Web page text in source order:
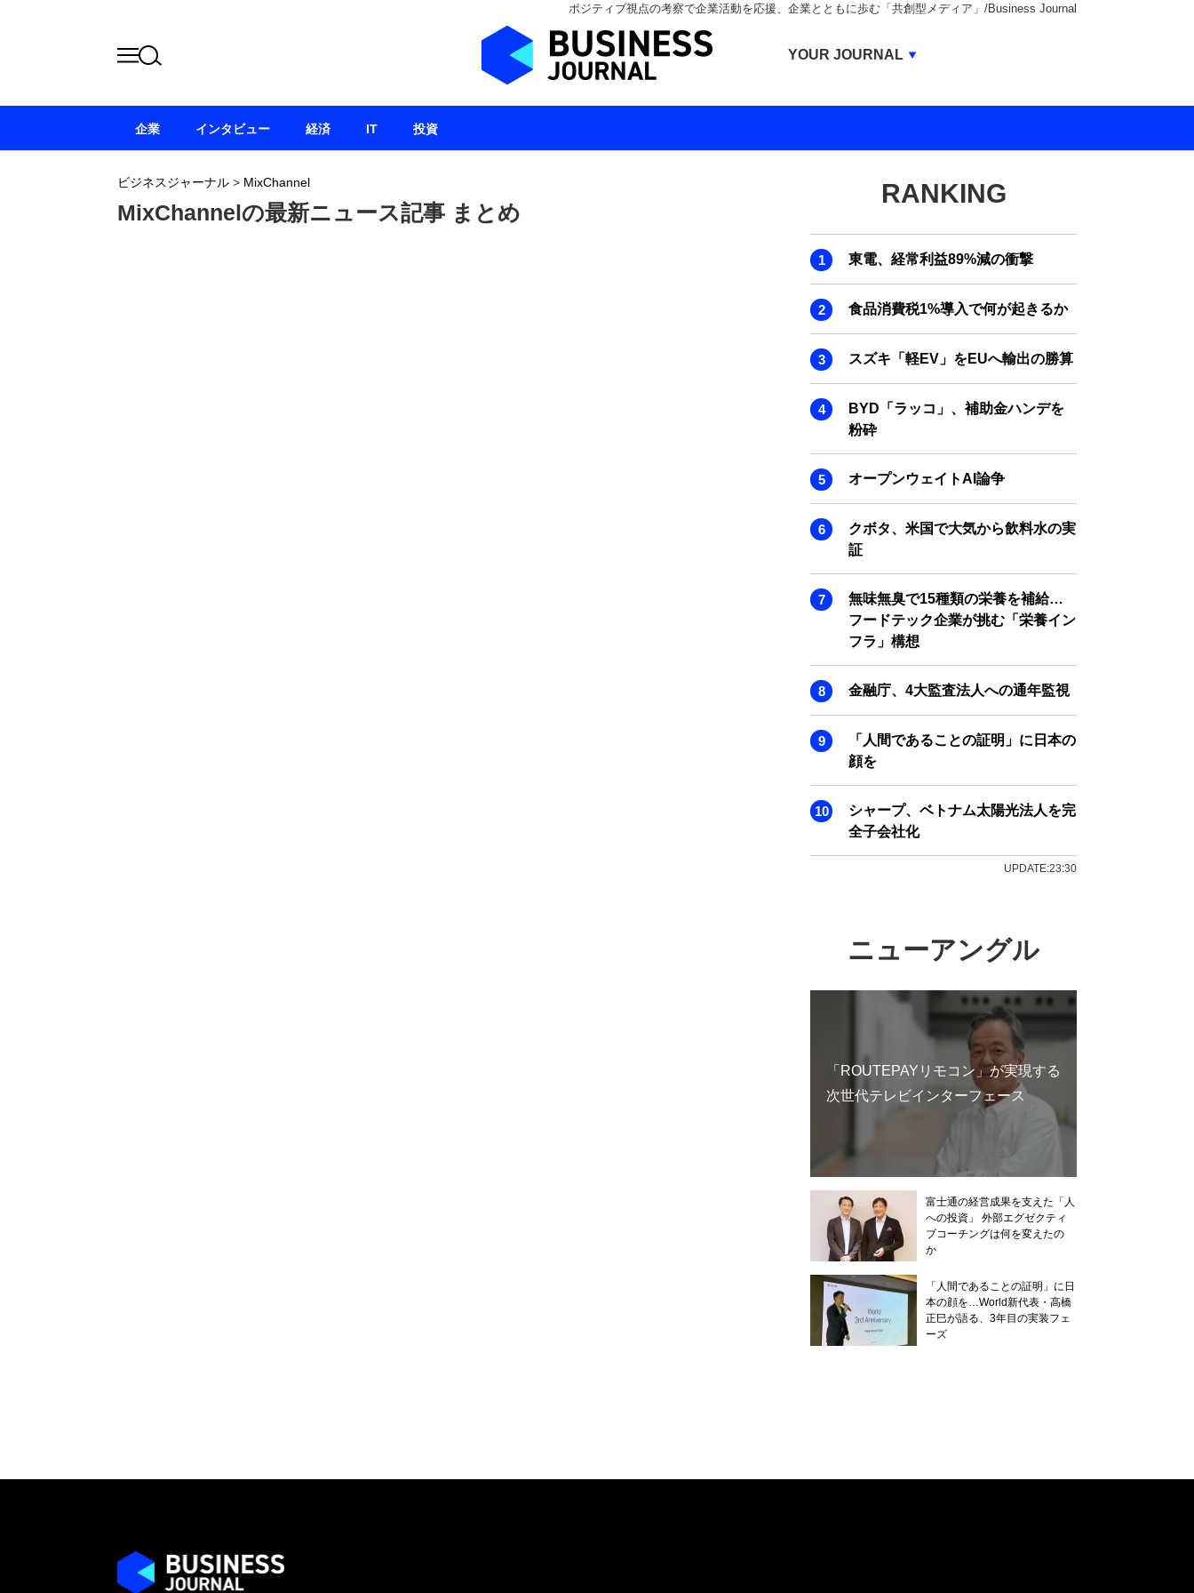
ポジティブ視点の考察で企業活動を応援、企業とともに歩む「共創型メディア」/Business Journal
ビジネスジャーナル > MixChannel
MixChannelの最新ニュース記事 まとめ
RANKING
東電、経常利益89%減の衝撃
食品消費税1%導入で何が起きるか
スズキ「軽EV」をEUへ輸出の勝算
BYD「ラッコ」、補助金ハンデを
粉砕
オープンウェイトAI論争
クボタ、米国で大気から飲料水の実
証
無味無臭で15種類の栄養を補給…
フードテック企業が挑む「栄養イン
フラ」構想
金融庁、4大監査法人への通年監視
「人間であることの証明」に日本の
顔を
シャープ、ベトナム太陽光法人を完
全子会社化
UPDATE:23:30
ニューアングル
「ROUTEPAYリモコン」が実現する
次世代テレビインターフェース
富士通の経営成果を支えた「人
への投資」 外部エグゼクティ
ブコーチングは何を変えたの
か
「人間であることの証明」に日
本の顔を…World新代表・高橋
正巳が語る、3年目の実装フェ
ーズ
企業 インタビュー 経済 IT 投資
YOUR JOURNAL
BUSINESS JOURNAL
IVS JOURNAL
ENERGY MANAGEMENT JOURNAL
INBOUND JOURNAL
LIFE ENDING JOURNAL
AI JOURNAL
REAL ESTATE BROKERAGE JOURNAL
SMART MARKETING JOURNAL
BPaaS JOURNAL
ADOPTABLE DOG JOURNAL